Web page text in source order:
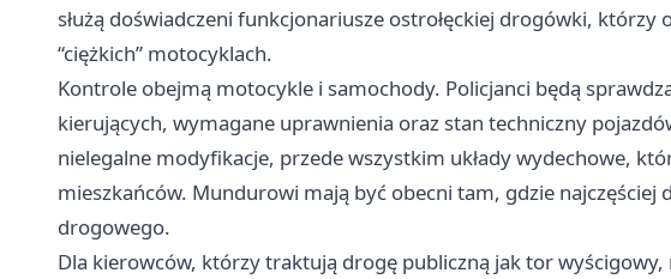
służą doświadczeni funkcjonariusze ostrołęckiej drogówki, którzy
“ciężkich” motocyklach.
Kontrole obejmą motocykle i samochody. Policjanci będą
kierujących, wymagane uprawnienia oraz stan techniczny
nielegalne modyfikacje, przede wszystkim układy wydechowe,
mieszkańców. Mundurowi mają być obecni tam, gdzie najczęściej
drogowego.
Dla kierowców, którzy traktują drogę publiczną jak tor wyścigowy,